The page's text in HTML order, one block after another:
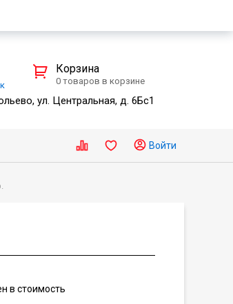
ул. Центральная, д. 6Бс1
Корзина
0 товаров в корзине
Войти
в стоимость